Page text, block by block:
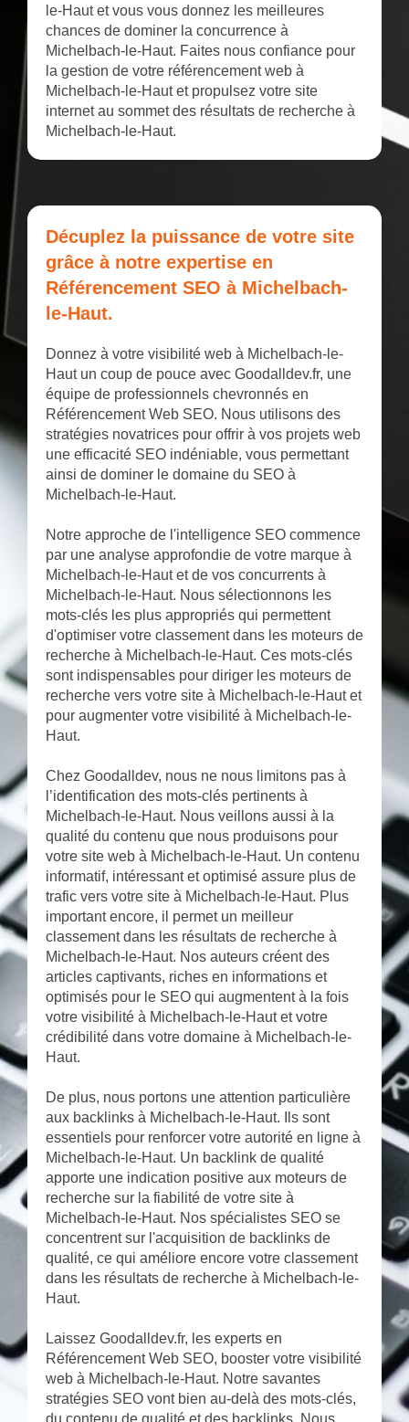
le-Haut et vous vous donnez les meilleures
chances de dominer la concurrence à
Michelbach-le-Haut. Faites nous confiance pour
la gestion de votre référencement web à
Michelbach-le-Haut et propulsez votre site
internet au sommet des résultats de recherche à
Michelbach-le-Haut.
Décuplez la puissance de votre site
grâce à notre expertise en
Référencement SEO à Michelbach-
le-Haut.
Donnez à votre visibilité web à Michelbach-le-
Haut un coup de pouce avec Goodalldev.fr, une
équipe de professionnels chevronnés en
Référencement Web SEO. Nous utilisons des
stratégies novatrices pour offrir à vos projets web
une efficacité SEO indéniable, vous permettant
ainsi de dominer le domaine du SEO à
Michelbach-le-Haut.
Notre approche de l'intelligence SEO commence
par une analyse approfondie de votre marque à
Michelbach-le-Haut et de vos concurrents à
Michelbach-le-Haut. Nous sélectionnons les
mots-clés les plus appropriés qui permettent
d'optimiser votre classement dans les moteurs de
recherche à Michelbach-le-Haut. Ces mots-clés
sont indispensables pour diriger les moteurs de
recherche vers votre site à Michelbach-le-Haut et
pour augmenter votre visibilité à Michelbach-le-
Haut.
Chez Goodalldev, nous ne nous limitons pas à
l’identification des mots-clés pertinents à
Michelbach-le-Haut. Nous veillons aussi à la
qualité du contenu que nous produisons pour
votre site web à Michelbach-le-Haut. Un contenu
informatif, intéressant et optimisé assure plus de
trafic vers votre site à Michelbach-le-Haut. Plus
important encore, il permet un meilleur
classement dans les résultats de recherche à
Michelbach-le-Haut. Nos auteurs créent des
articles captivants, riches en informations et
optimisés pour le SEO qui augmentent à la fois
votre visibilité à Michelbach-le-Haut et votre
crédibilité dans votre domaine à Michelbach-le-
Haut.
De plus, nous portons une attention particulière
aux backlinks à Michelbach-le-Haut. Ils sont
essentiels pour renforcer votre autorité en ligne à
Michelbach-le-Haut. Un backlink de qualité
apporte une indication positive aux moteurs de
recherche sur la fiabilité de votre site à
Michelbach-le-Haut. Nos spécialistes SEO se
concentrent sur l'acquisition de backlinks de
qualité, ce qui améliore encore votre classement
dans les résultats de recherche à Michelbach-le-
Haut.
Laissez Goodalldev.fr, les experts en
Référencement Web SEO, booster votre visibilité
web à Michelbach-le-Haut. Notre savantes
stratégies SEO vont bien au-delà des mots-clés,